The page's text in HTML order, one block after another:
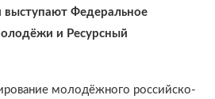
выступают Федеральное
и Ресурсный
молодёжного российско-